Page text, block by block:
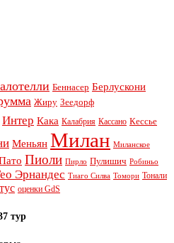
Беннасер Берлускони
Жиру Зеедорф
Интер Кака Калабрия Кассано Кессье
Меньян Милан Миланское
Пиоли Пирло Пулишич Робиньо
Эрнандес Тиаго Силва Томори Тонали
оценки GdS
тур